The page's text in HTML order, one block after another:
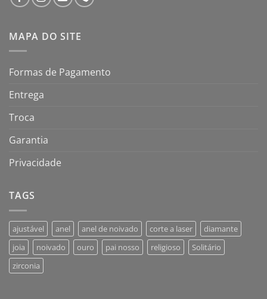
MAPA DO SITE
Formas de Pagamento
Entrega
Troca
Garantia
Privacidade
TAGS
ajustável anel anel de noivado corte a laser
diamante
joia
noivado ouro pai nosso religioso
Solitário
zirconia